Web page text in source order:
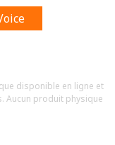
offres.
disponible en ligne et
Aucun produit physique